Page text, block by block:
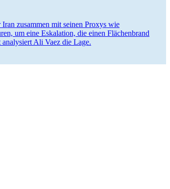
zusammen mit seinen Proxys wie
um eine Eskalation, die einen Flächen­brand
Ali Vaez die Lage.